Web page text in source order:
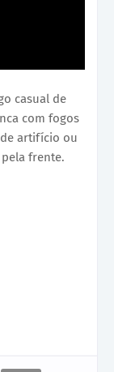
casual de
com fogos
artifício ou
frente.